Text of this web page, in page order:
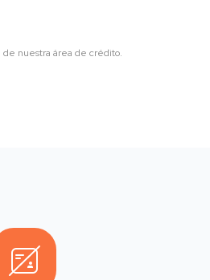
de nuestra área de crédito.